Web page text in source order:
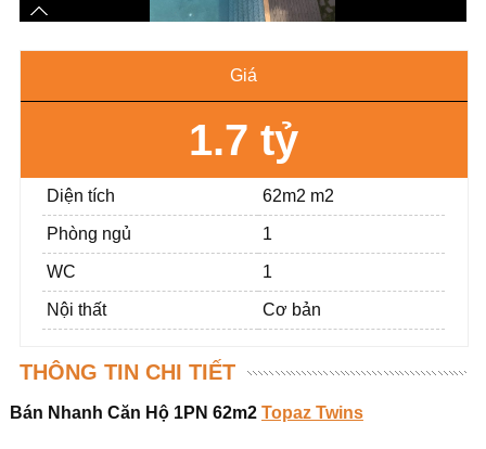
Giá
1.7 tỷ
Diện tích 62m2 m2
Phòng ngủ 1
WC 1
Nội thất Cơ bản
THÔNG TIN CHI TIẾT
Bán Nhanh Căn Hộ 1PN 62m2 Topaz Twins